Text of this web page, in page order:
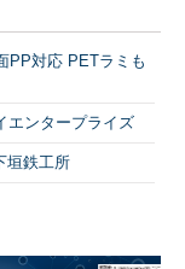
PP対応 PETラミも
エンタープライズ
垣鉄工所